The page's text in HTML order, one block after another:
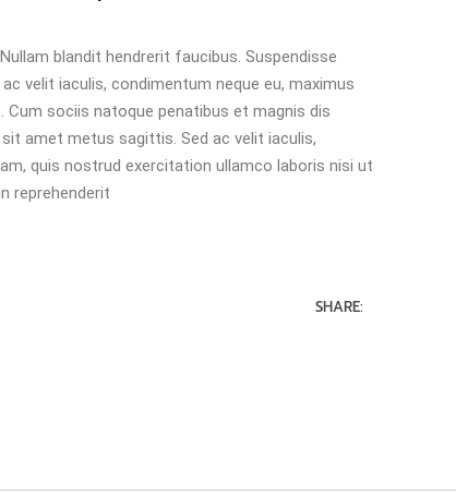
blandit hendrerit faucibus. Suspendisse
velit iaculis, condimentum neque eu, maximus
sociis natoque penatibus et magnis dis
amet metus sagittis. Sed ac velit iaculis,
quis nostrud exercitation ullamco laboris nisi ut
reprehenderit
SHARE: